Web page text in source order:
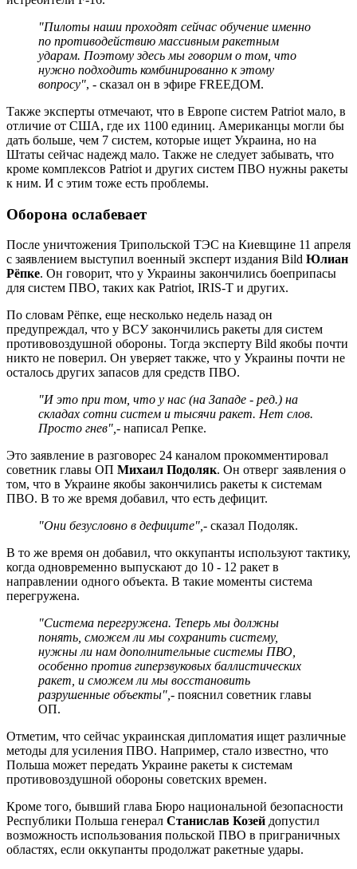
"Пилоты наши проходят сейчас обучение именно
по противодействию массивным ракетным
ударам. Поэтому здесь мы говорим о том, что
нужно подходить комбинированно к этому
вопросу", - сказал он в эфире FREEДОМ.
Также эксперты отмечают, что в Европе систем Patriot мало, в
отличие от США, где их 1100 единиц. Американцы могли бы
дать больше, чем 7 систем, которые ищет Украина, но на
Штаты сейчас надежд мало. Также не следует забывать, что
кроме комплексов Patriot и других систем ПВО нужны ракеты
к ним. И с этим тоже есть проблемы.
Оборона ослабевает
После уничтожения Трипольской ТЭС на Киевщине 11 апреля
с заявлением выступил военный эксперт издания Bild Юлиан
Рёпке. Он говорит, что у Украины закончились боеприпасы
для систем ПВО, таких как Patriot, IRIS-T и других.
По словам Рёпке, еще несколько недель назад он
предупреждал, что у ВСУ закончились ракеты для систем
противовоздушной обороны. Тогда эксперту Bild якобы почти
никто не поверил. Он уверяет также, что у Украины почти не
осталось других запасов для средств ПВО.
"И это при том, что у нас (на Западе - ред.) на
складах сотни систем и тысячи ракет. Нет слов.
Просто гнев", - написал Репке.
Это заявление в разговорес 24 каналом прокомментировал
советник главы ОП Михаил Подоляк. Он отверг заявления о
том, что в Украине якобы закончились ракеты к системам
ПВО. В то же время добавил, что есть дефицит.
"Они безусловно в дефиците", - сказал Подоляк.
В то же время он добавил, что оккупанты используют тактику,
когда одновременно выпускают до 10 - 12 ракет в
направлении одного объекта. В такие моменты система
перегружена.
"Система перегружена. Теперь мы должны
понять, сможем ли мы сохранить систему,
нужны ли нам дополнительные системы ПВО,
особенно против гиперзвуковых баллистических
ракет, и сможем ли мы восстановить
разрушенные объекты", - пояснил советник главы
ОП.
Отметим, что сейчас украинская дипломатия ищет различные
методы для усиления ПВО. Например, стало известно, что
Польша может передать Украине ракеты к системам
противовоздушной обороны советских времен.
Кроме того, бывший глава Бюро национальной безопасности
Республики Польша генерал Станислав Козей допустил
возможность использования польской ПВО в приграничных
областях, если оккупанты продолжат ракетные удары.